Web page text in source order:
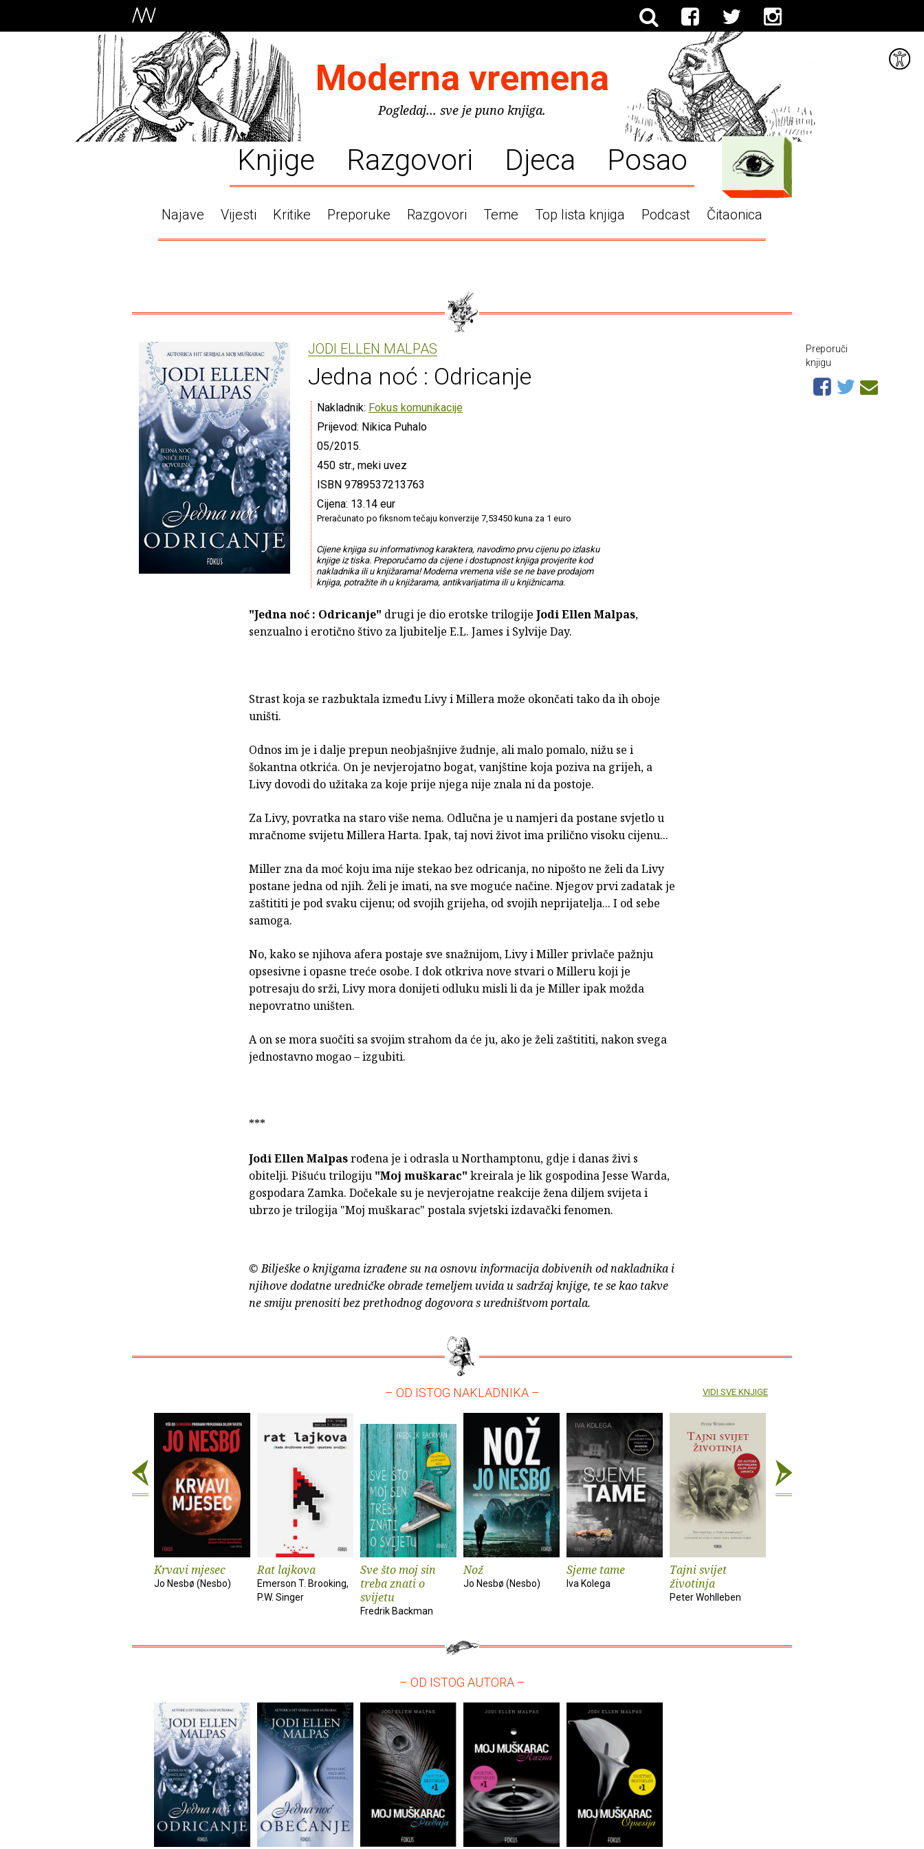
Moderna vremena
Pogledaj... sve je puno knjiga.
Knjige Razgovori Djeca Posao
Najave Vijesti Kritike Preporuke Razgovori Teme Top lista knjiga Podcast Čitaonica
JODI ELLEN MALPAS
Jedna noć : Odricanje
Nakladnik: Fokus komunikacije
Prijevod: Nikica Puhalo
05/2015.
450 str., meki uvez
ISBN 9789537213763
Cijena: 13.14 eur
Preračunato po fiksnom tečaju konverzije 7,53450 kuna za 1 euro
Cijene knjiga su informativnog karaktera, navodimo prvu cijenu po izlasku
knjige iz tiska. Preporučamo da cijene i dostupnost knjiga provjerite kod
nakladnika ili u knjižarama! Moderna vremena više se ne bave prodajom
knjiga, potražite ih u knjižarama, antikvarijatima ili u knjižnicama.
"Jedna noć : Odricanje" drugi je dio erotske trilogije Jodi Ellen Malpas,
senzualno i erotično štivo za ljubitelje E.L. James i Sylvije Day.
Strast koja se razbuktala između Livy i Millera može okončati tako da ih oboje
uništi.
Odnos im je i dalje prepun neobjašnjive žudnje, ali malo pomalo, nižu se i
šokantna otkrića. On je nevjerojatno bogat, vanjštine koja poziva na grijeh, a
Livy dovodi do užitaka za koje prije njega nije znala ni da postoje.
Za Livy, povratka na staro više nema. Odlučna je u namjeri da postane svjetlo u
mračnome svijetu Millera Harta. Ipak, taj novi život ima prilično visoku cijenu...
Miller zna da moć koju ima nije stekao bez odricanja, no nipošto ne želi da Livy
postane jedna od njih. Želi je imati, na sve moguće načine. Njegov prvi zadatak je
zaštititi je pod svaku cijenu; od svojih grijeha, od svojih neprijatelja... I od sebe
samoga.
No, kako se njihova afera postaje sve snažnijom, Livy i Miller privlače pažnju
opsesivne i opasne treće osobe. I dok otkriva nove stvari o Milleru koji je
potresaju do srži, Livy mora donijeti odluku misli li da je Miller ipak možda
nepovratno uništen.
A on se mora suočiti sa svojim strahom da će ju, ako je želi zaštititi, nakon svega
jednostavno mogao – izgubiti.
***
Jodi Ellen Malpasrođena je i odrasla u Northamptonu, gdje i danas živi s
obitelji. Pišuću trilogiju "Moj muškarac" kreirala je lik gospodina Jesse Warda,
gospodara Zamka. Dočekale su je nevjerojatne reakcije žena diljem svijeta i
ubrzo je trilogija "Moj muškarac" postala svjetski izdavački fenomen.
© Bilješke o knjigama izrađene su na osnovu informacija dobivenih od nakladnika i
njihove dodatne uredničke obrade temeljem uvida u sadržaj knjige, te se kao takve
ne smiju prenositi bez prethodnog dogovora s uredništvom portala.
Preporuči
knjigu
– OD ISTOG NAKLADNIKA –
Krvavi mjesec
Jo Nesbø (Nesbo)
Rat lajkova
Emerson T. Brooking,
P.W. Singer
Sve što moj sin
treba znati o
svijetu
Fredrik Backman
Nož
Jo Nesbø (Nesbo)
Sjeme tame
Iva Kolega
Tajni svijet
životinja
Peter Wohlleben
VIDI SVE KNJIGE
– OD ISTOG AUTORA –